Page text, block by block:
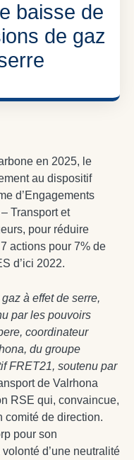
baisse de
de gaz
en 2025, le
au dispositif
d’Engagements
Transport et
pour réduire
actions pour 7% de
d’ici 2022.
à effet de serre,
par les pouvoirs
coordinateur
du groupe
FRET21, soutenu par
de Valrhona
RSE qui, convaincue,
comité de direction.
pour son
d’une neutralité